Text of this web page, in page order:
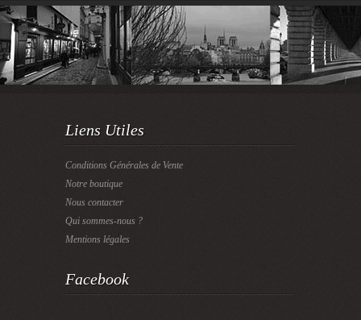
Liens Utiles
Conditions Générales de Vente
Notre boutique
Nous contacter
Qui sommes-nous ?
Mentions légales
Facebook